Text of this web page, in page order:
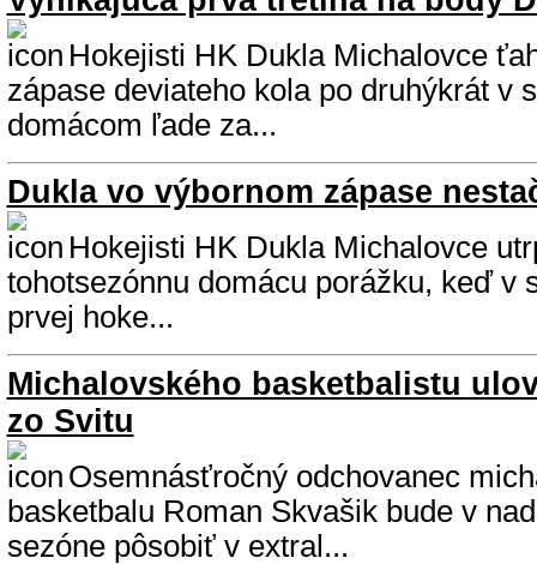
Hokejisti HK Dukla Michalovce
zápase deviateho kola po druhýkrát v
domácom ľade za...
Dukla vo výbornom zápase
Hokejisti HK Dukla Michalovce
tohotsezónnu domácu porážku, keď v
prvej hoke...
Michalovského basketbalistu
zo Svitu
Osemnásťročný odchovanec
basketbalu Roman Skvašik bude v
sezóne pôsobiť v extral...